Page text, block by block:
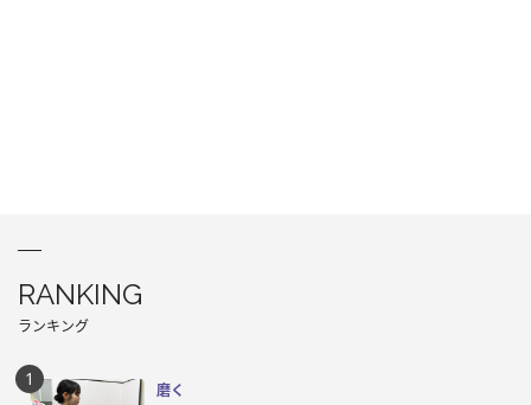
RANKING
ランキング
磨く